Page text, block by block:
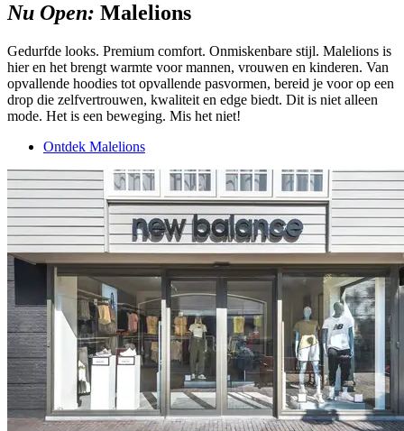
Nu Open: Malelions
Gedurfde looks. Premium comfort. Onmiskenbare stijl. Malelions is
hier en het brengt warmte voor mannen, vrouwen en kinderen. Van
opvallende hoodies tot opvallende pasvormen, bereid je voor op een
drop die zelfvertrouwen, kwaliteit en edge biedt. Dit is niet alleen
mode. Het is een beweging. Mis het niet!
Ontdek Malelions